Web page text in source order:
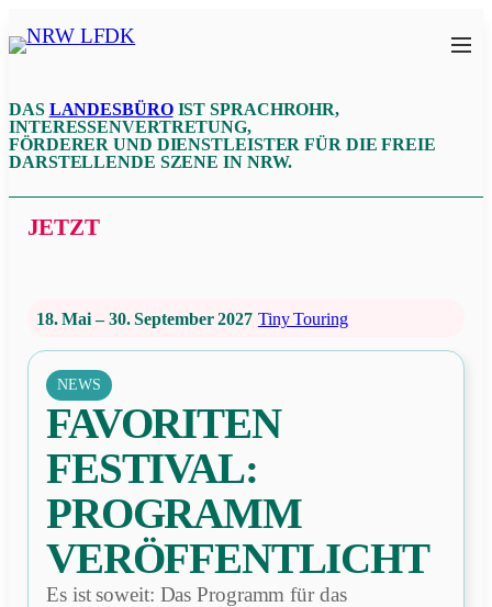
Inhalt
NRW
DAS LANDESBÜROIST SPRACHROHR,
INTERESSENVERTRETUNG,
FÖRDERER UND DIENSTLEISTER FÜR DIE FREIE
DARSTELLENDE SZENE IN NRW.
JETZT
18. Mai – 30. September 2027 Tiny Touring
NEWS
FAVORITEN
FESTIVAL:
PROGRAMM
VERÖFFENTLICHT
Es ist soweit: Das Programm für das